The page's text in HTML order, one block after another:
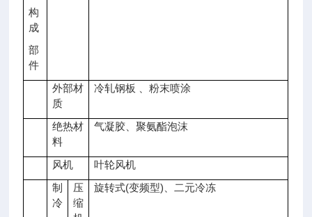
构
成
部
件
外部材
质
冷轧钢板 、粉末喷涂
绝热材
料
气凝胶、聚氨酯泡沫
风机
叶轮风机
制
冷
压
缩
旋转式(变频型)、二元冷冻